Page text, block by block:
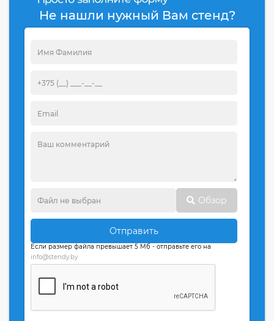
Не нашли нужный Вам стенд?
Обзор
Отправить
Если размер файла превышает 5 Мб - отправьте его на
info@stendy.by